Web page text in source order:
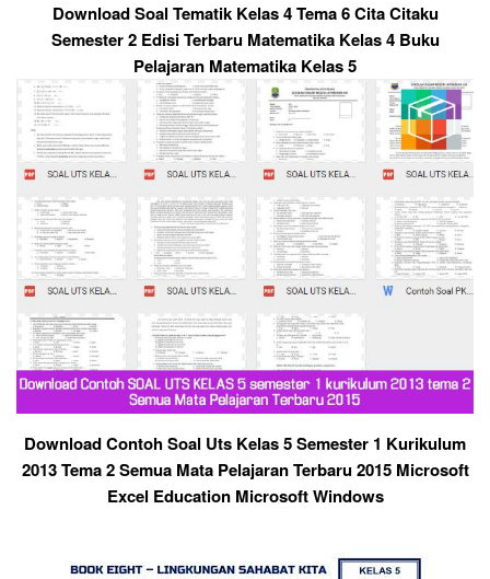
Download Soal Tematik Kelas 4 Tema 6 Cita Citaku
Semester 2 Edisi Terbaru Matematika Kelas 4 Buku
Pelajaran Matematika Kelas 5
Download Contoh Soal Uts Kelas 5 Semester 1 Kurikulum
2013 Tema 2 Semua Mata Pelajaran Terbaru 2015 Microsoft
Excel Education Microsoft Windows